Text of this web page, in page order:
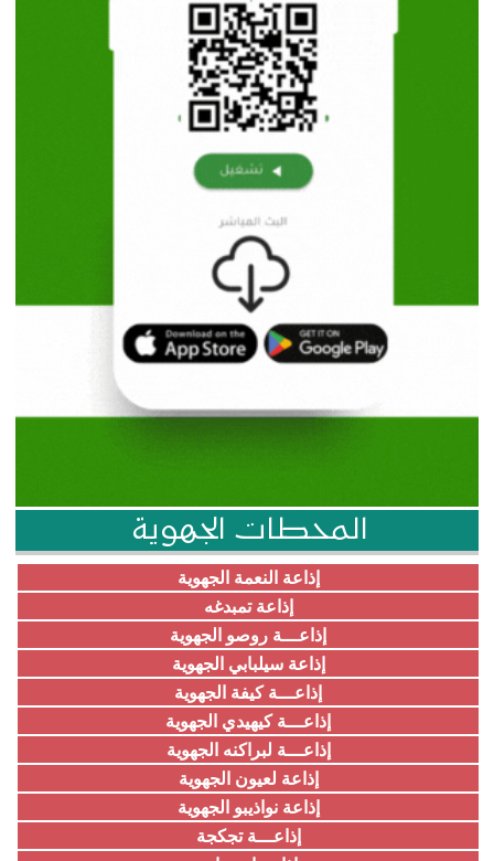
المحطات الجهوية
إذاعة النعمة الجهوية
إذاعة تمبدغه
إذاعـــة روصو الجهوية
إذاعة سيلبابي الجهوية
إذاعـــة كيفة الجهوية
إذاعـــة كيهيدي الجهوية
إذاعـــة لبراكنه الجهوية
إذاعة لعيون الجهوية
إذاعة نواذيبو الجهوية
إذاعـــة تجكجة